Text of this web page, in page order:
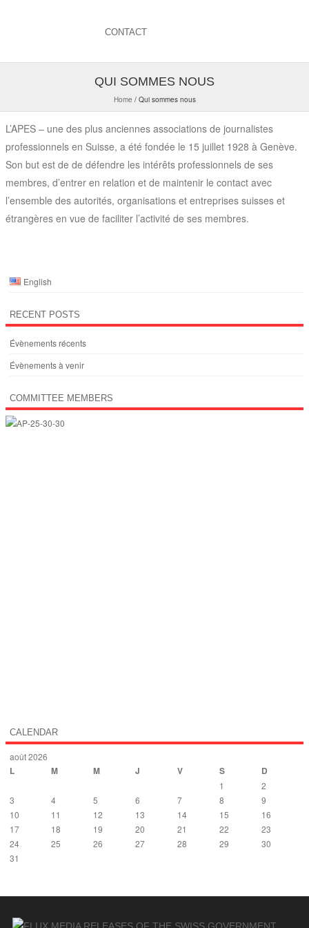
CONTACT
QUI SOMMES NOUS
Home /Qui sommes nous
L’APES – une des plus anciennes associations de journalistes
professionnels en Suisse, a été fondée le 15 juillet 1928 à Genève.
Son but est de de défendre les intérêts professionnels de ses
membres, d’entrer en relation et de maintenir le contact avec
l’ensemble des autorités, organisations et entreprises suisses et
étrangères en vue de faciliter l’activité de ses membres.
English
RECENT POSTS
Évènements récents
Évènements à venir
COMMITTEE MEMBERS
CALENDAR
août 2026
L M M J V S D
1
2
3
4 5 6 7 8
9
10
11 12 13 14 15
16
17
18 19 20 21 22
23
24
25 26 27 28 29
30
31